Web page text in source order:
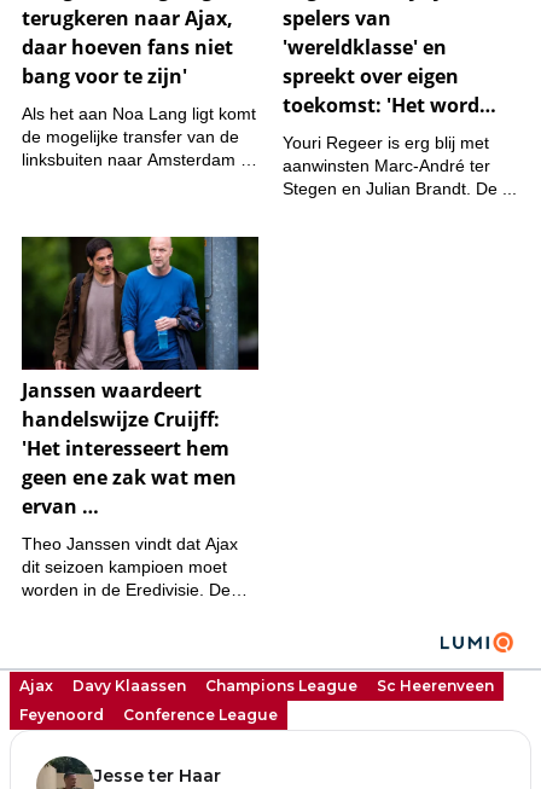
Ajax Davy Klaassen Champions League
Sc Heerenveen
Feyenoord
Conference League
Jesse ter Haar